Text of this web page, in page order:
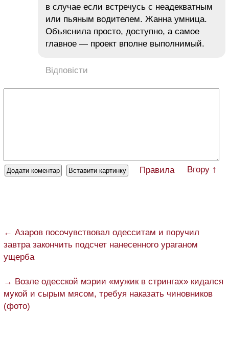
в случае если встречусь с неадекватным
или пьяным водителем. Жанна умница.
Объяснила просто, доступно, а самое
главное — проект вполне выполнимый.
Відповісти
Правила Вгору ↑
← Азаров посочувствовал одесситам и поручил
завтра закончить подсчет нанесенного ураганом
ущерба
→ Возле одесской мэрии «мужик в стрингах» кидался
мукой и сырым мясом, требуя наказать чиновников
(фото)